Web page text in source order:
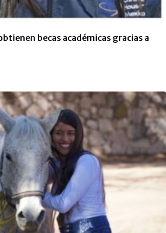
becas académicas gracias a